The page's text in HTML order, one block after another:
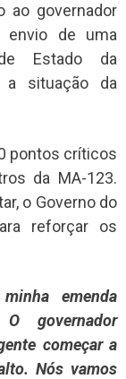
ao governador
envio de uma
Estado da
a situação da
pontos críticos
da MA-123.
o Governo do
reforçar os
emenda
governador
começar a
Nós vamos